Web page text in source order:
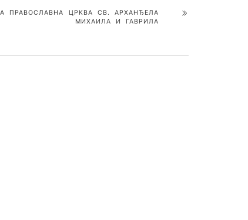
ПРАВОСЛАВНА ЦРКВА СВ. АРХАНЂЕЛА
МИХАИЛА И ГАВРИЛА